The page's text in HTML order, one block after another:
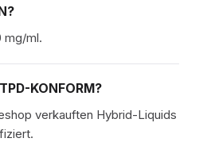
mg/ml.
KONFORM?
verkauften Hybrid-Liquids